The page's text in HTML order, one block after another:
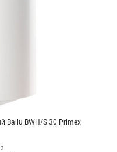
Ballu BWH/S 30 Primex